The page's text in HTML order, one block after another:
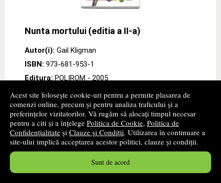
Acest site folosește cookie-uri pentru a permite plasarea de
comenzi online, precum și pentru analiza traficului și a
preferințelor vizitatorilor. Vă rugăm să alocați timpul necesar
pentru a citi și a înțelege Politica de Cookie, Politica de
Confidențialitate și Clauze și Condiții. Utilizarea în continuare a
site-ului implică acceptarea acestor politici, clauze și condiții.
Sunt de acord
Nunta mortului (editia a II-a)
Autor(i): Gail Kligman
ISBN: 973-681-953-1
Editura: POLIROM - 2005
promoție
Descriere: Traducere de Mircea Boari, Runa
Petringenaru, Georgiana Farnoaga si West Paul Barbu.
Ritualurile specifice analizate de Gail Kligman sint
momentele cele mai importante din ciclul vietii,
pentru» ...mai mult
14 lei